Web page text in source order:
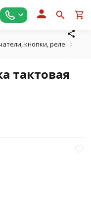
кнопки, реле
тактовая